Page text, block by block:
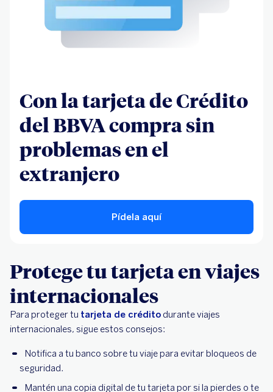
Con la tarjeta de Crédito
del BBVA compra sin
problemas en el
extranjero
Pídela aquí
Protege tu tarjeta en viajes
internacionales
Para proteger tu tarjeta de crédito durante viajes
internacionales, sigue estos consejos:
Notifica a tu banco sobre tu viaje para evitar bloqueos de
seguridad.
Mantén una copia digital de tu tarjeta por si la pierdes o te